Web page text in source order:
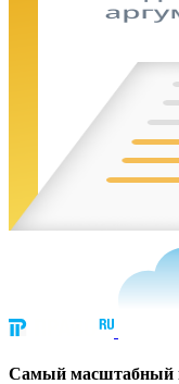
Cамый масштабный